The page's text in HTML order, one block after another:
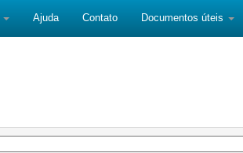
Ajuda Contato Documentos úteis